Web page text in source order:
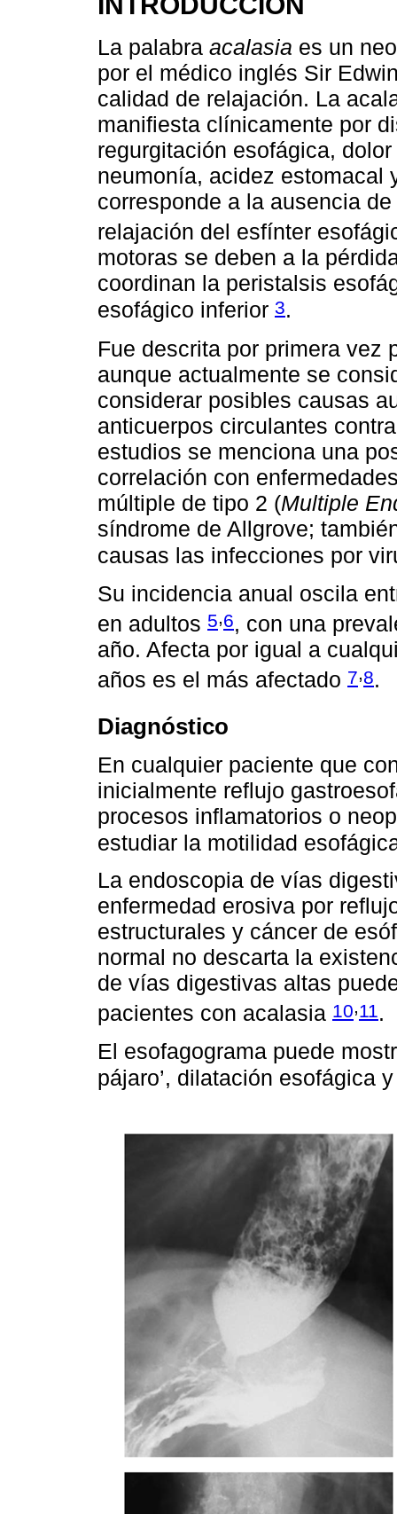
La palabra acalasia es un
por el médico inglés Sir
calidad de relajación. La
manifiesta clínicamente por
regurgitación esofágica,
neumonía, acidez estomacal
corresponde a la ausencia
relajación del esfínter
motoras se deben a la
coordinan la peristalsis
esofágico inferior 3.
Fue descrita por primera vez
aunque actualmente se
considerar posibles causas
anticuerpos circulantes
estudios se menciona una
correlación con
múltiple de tipo 2 (Multiple
síndrome de Allgrove;
causas las infecciones por
Su incidencia anual oscila
en adultos 5,6, con una
año. Afecta por igual a
años es el más afectado 7,8.
Diagnóstico
En cualquier paciente que
inicialmente reflujo
procesos inflamatorios o
estudiar la motilidad
La endoscopia de vías
enfermedad erosiva por
estructurales y cáncer de
normal no descarta la
de vías digestivas altas
pacientes con acalasia 10,11 .
El esofagograma puede
pájaro’, dilatación esofágica